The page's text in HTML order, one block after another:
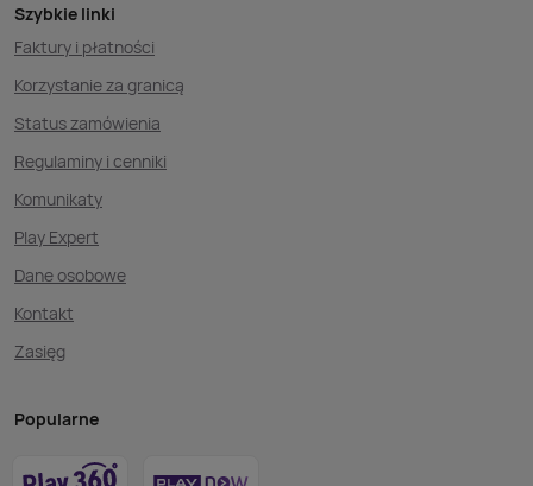
Szybkie linki
Faktury i płatności
Korzystanie za granicą
Status zamówienia
Regulaminy i cenniki
Komunikaty
Play Expert
Dane osobowe
Kontakt
Zasięg
Popularne